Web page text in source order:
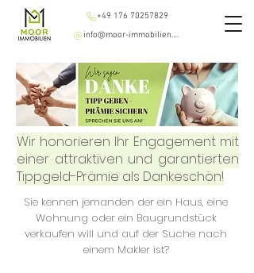
info@moor-immobilien.de
+49 176 70257829
Wir honorieren Ihr Engagement mit
einer attraktiven und garantierten
Tippgeld-Prämie als Dankeschön!
Sie kennen jemanden der ein Haus, eine
Wohnung oder ein Baugrundstück
verkaufen will und auf der Suche nach
einem Makler ist?